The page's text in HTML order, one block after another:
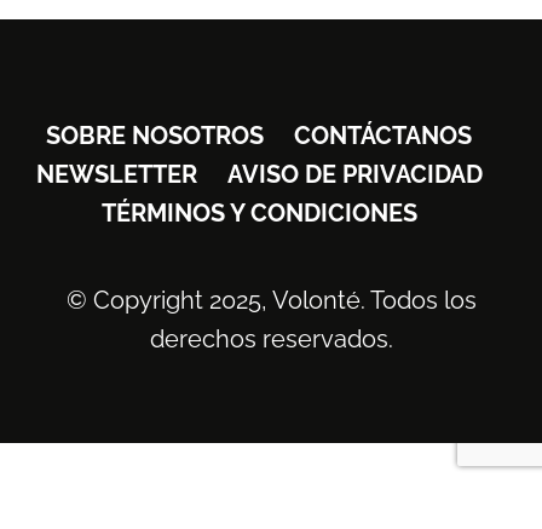
SOBRE NOSOTROS
CONTÁCTANOS
NEWSLETTER
AVISO DE PRIVACIDAD
TÉRMINOS Y CONDICIONES
© Copyright 2025, Volonté. Todos los
derechos reservados.